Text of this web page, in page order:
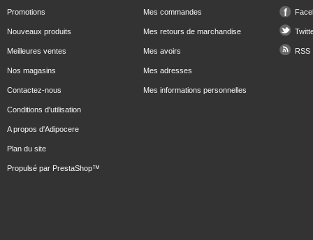
Promotions
Nouveaux produits
Meilleures ventes
Nos magasins
Contactez-nous
Conditions d'utilisation
A propos d'Adipocere
Plan du site
Propulsé par PrestaShop™
Mes commandes
Mes retours de marchandise
Mes avoirs
Mes adresses
Mes informations personnelles
RSS